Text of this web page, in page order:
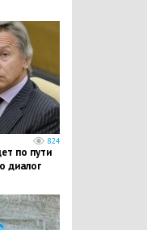
824
по пути
диалог